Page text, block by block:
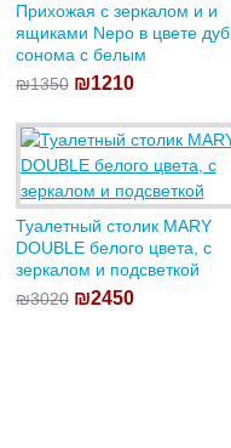
Прихожая с зеркалом и и
ящиками Nepo в цвете дуб
сонома с белым
₪1350 ₪1210
Туалетный столик MARY
DOUBLE белого цвета, с
зеркалом и подсветкой
₪3020 ₪2450